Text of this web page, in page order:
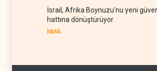
İsrail, Afrika Boynuzu'nu yeni
hattına dönüştürüyor
İSRAİL